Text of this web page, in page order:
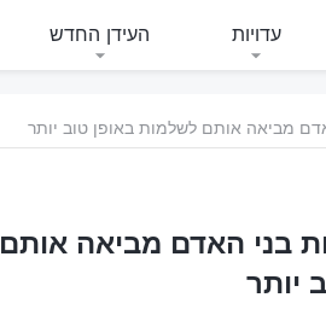
עדויות העידן החדש
בני האדם מביאה אותם
יותר